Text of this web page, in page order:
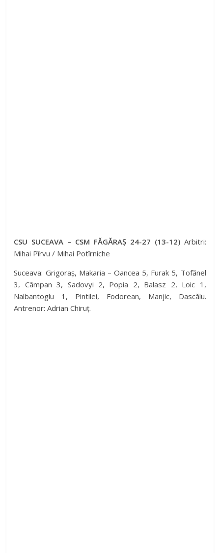
CSU SUCEAVA – CSM FĂGĂRAȘ 24-27 (13-12)Arbitri:
Mihai Pîrvu / Mihai Potîrniche
Suceava: Grigoraș, Makaria – Oancea 5, Furak 5, Tofănel
3, Câmpan 3, Sadovyi 2, Popia 2, Balasz 2, Loic 1,
Nalbantoglu 1, Pintilei, Fodorean, Manjic, Dascălu.
Antrenor: Adrian Chiruț.